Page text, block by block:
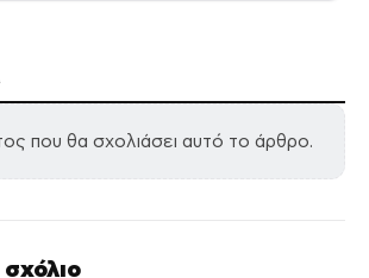
που θα σχολιάσει αυτό το άρθρο.